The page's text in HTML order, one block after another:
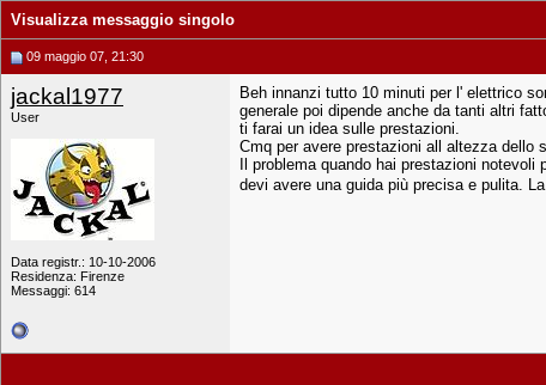
Visualizza messaggio singolo
09 maggio 07, 21:30
jackal1977
User
Data registr.: 10-10-2006
Residenza: Firenze
Messaggi: 614
Beh innanzi tutto 10 minuti per l' elettrico
generale poi dipende anche da tanti altri
ti farai un idea sulle prestazioni.
Cmq per avere prestazioni all altezza dello
Il problema quando hai prestazioni
devi avere una guida più precisa e pulita.